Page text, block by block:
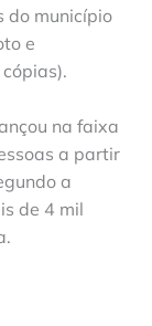
do município
e
na faixa
a partir
a
de 4 mil